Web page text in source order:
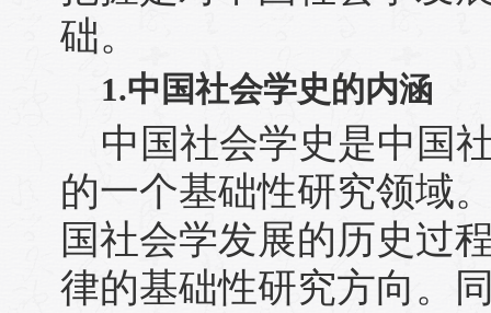
础。
1.中国社会学史的内涵
中国社会学史是中国
的一个基础性研究领域
国社会学发展的历史过
律的基础性研究方向。